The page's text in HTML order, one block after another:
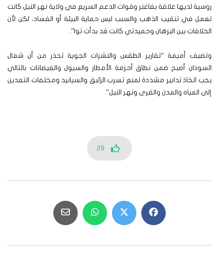
روسية لديها علاقة بفاغنر وقوات الدعم السريع في ولاية نهر النيل كانت
تعمل في تنقيب الذهب والسبب ليس حماية البيئة أو الفساد، لكن لأن
الخلافات بين البرهان وحميدتي كانت قد بدأت توا”.
وتضيف أميمة “تقارير الطقس والنشرات الجوية تحذر من أن شمال
السودان أصبح ضمن نطاق أحزمة الأمطار والسيول والفيضانات بالتالي
يجب اتخاذ تدابير مشددة لمنع تسرب الزئبق والسيانيد ومخلفات التعدين
إلى المياه والمدن والقرى ونهر النيل”.
29